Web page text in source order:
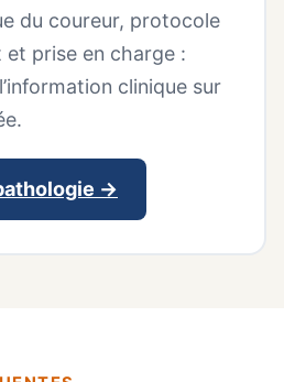
du coureur, protocole
prise en charge :
clinique sur
→